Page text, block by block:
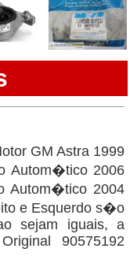
GM Astra 1999
Autom�tico 2006
Autom�tico 2004
e Esquerdo s�o
sejam iguais, a
90575192